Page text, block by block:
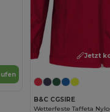
Jetzt
B&C CGSIRE